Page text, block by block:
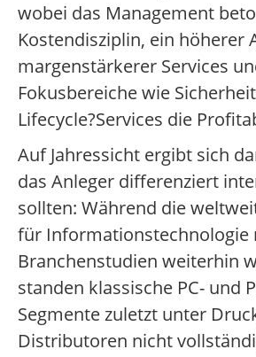
wobei das Management
Kostendisziplin, ein höherer
margenstärkerer Services
Fokusbereiche wie
Lifecycle?Services die
Auf Jahressicht ergibt sich
das Anleger differenziert
sollten: Während die
für Informationstechnologie
Branchenstudien weiterhin
standen klassische PC- und
Segmente zuletzt unter
Distributoren nicht